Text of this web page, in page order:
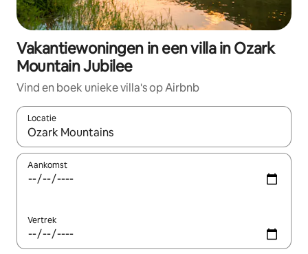
Vakantiewoningen in een villa in Ozark
Mountain Jubilee
Vind en boek unieke villa's op Airbnb
Locatie
Wanneer er suggesties beschikbaar zijn, maak je een keuze
Aankomst
Vertrek